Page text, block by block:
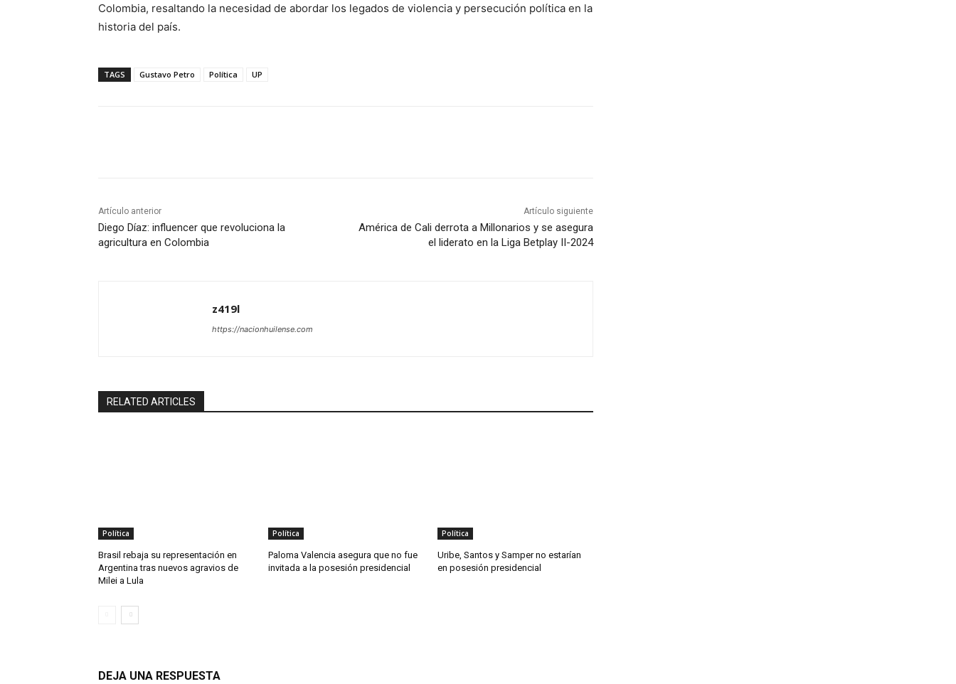
Colombia, resaltando la necesidad de abordar los legados de violencia y persecución política en la
historia del país.
TAGS Gustavo Petro Política UP
Artículo anterior
Diego Díaz: influencer que revoluciona la
agricultura en Colombia
Artículo siguiente
América de Cali derrota a Millonarios y se asegura
el liderato en la Liga Betplay II-2024
z419l
https://nacionhuilense.com
RELATED ARTICLES
Política
Brasil rebaja su representación en
Argentina tras nuevos agravios de
Milei a Lula
Política
Paloma Valencia asegura que no fue
invitada a la posesión presidencial
Política
Uribe, Santos y Samper no estarían
en posesión presidencial
DEJA UNA RESPUESTA